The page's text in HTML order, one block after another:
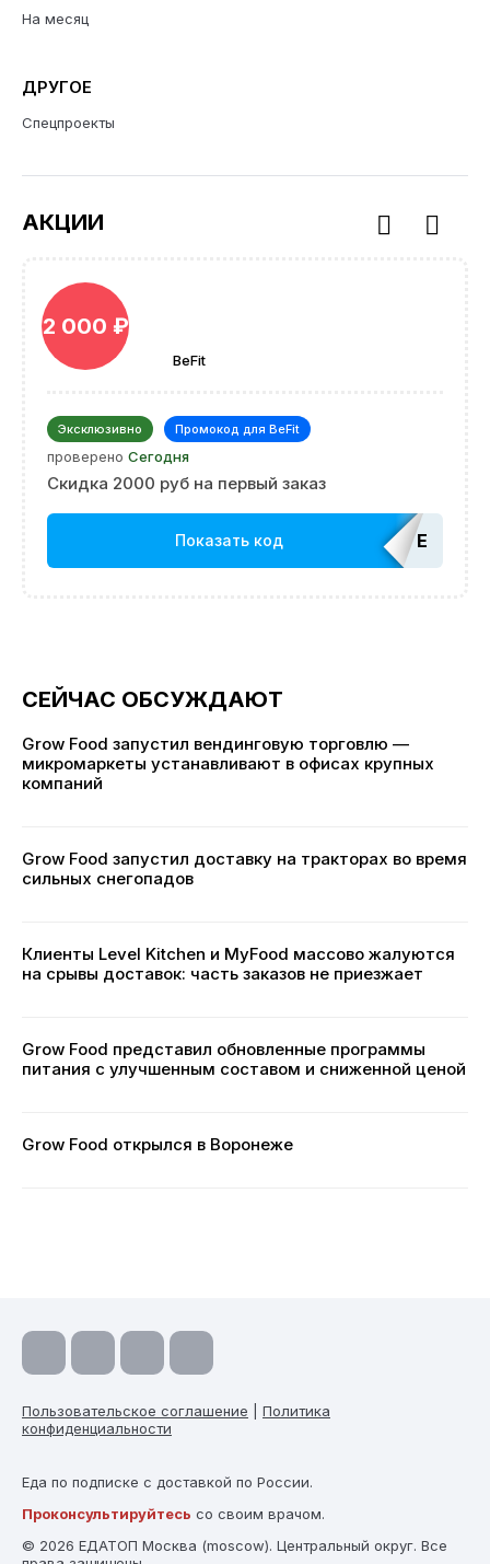
На месяц
ДРУГОЕ
Спецпроекты
АКЦИИ
BeFit
2 000 ₽
Эксклюзивно Промокод для BeFit
проверено Сегодня
Скидка 2000 руб на первый заказ
Показать код
СЕЙЧАС ОБСУЖДАЮТ
Grow Food запустил вендинговую торговлю —
микромаркеты устанавливают в офисах крупных
компаний
Grow Food запустил доставку на тракторах во время
сильных снегопадов
Клиенты Level Kitchen и MyFood массово жалуются
на срывы доставок: часть заказов не приезжает
Grow Food представил обновленные программы
питания с улучшенным составом и сниженной ценой
Grow Food открылся в Воронеже
Пользовательское соглашение
Политика
конфиденциальности
Еда по подписке с доставкой по России.
Проконсультируйтесь со своим врачом.
© 2026 ЕДАТОП Москва (moscow). Центральный округ. Все